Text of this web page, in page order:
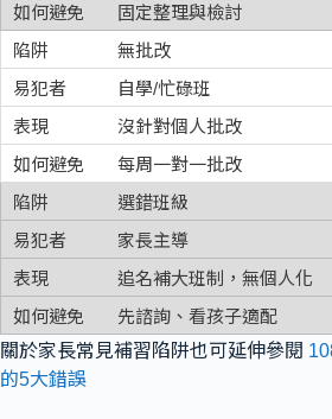
固定整理與檢討
無批改
自學/忙碌班
沒針對個人批改
每周一對一批改
選錯班級
家長主導
追名補大班制，無個人化
先諮詢、看孩子適配
關於家長常見補習陷阱也可延伸參閱
的5大錯誤